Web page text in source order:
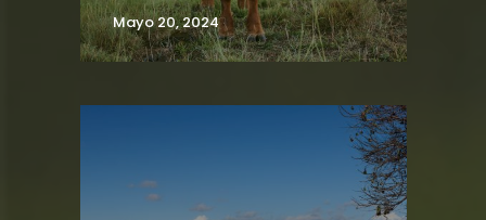
Mayo 20, 2024